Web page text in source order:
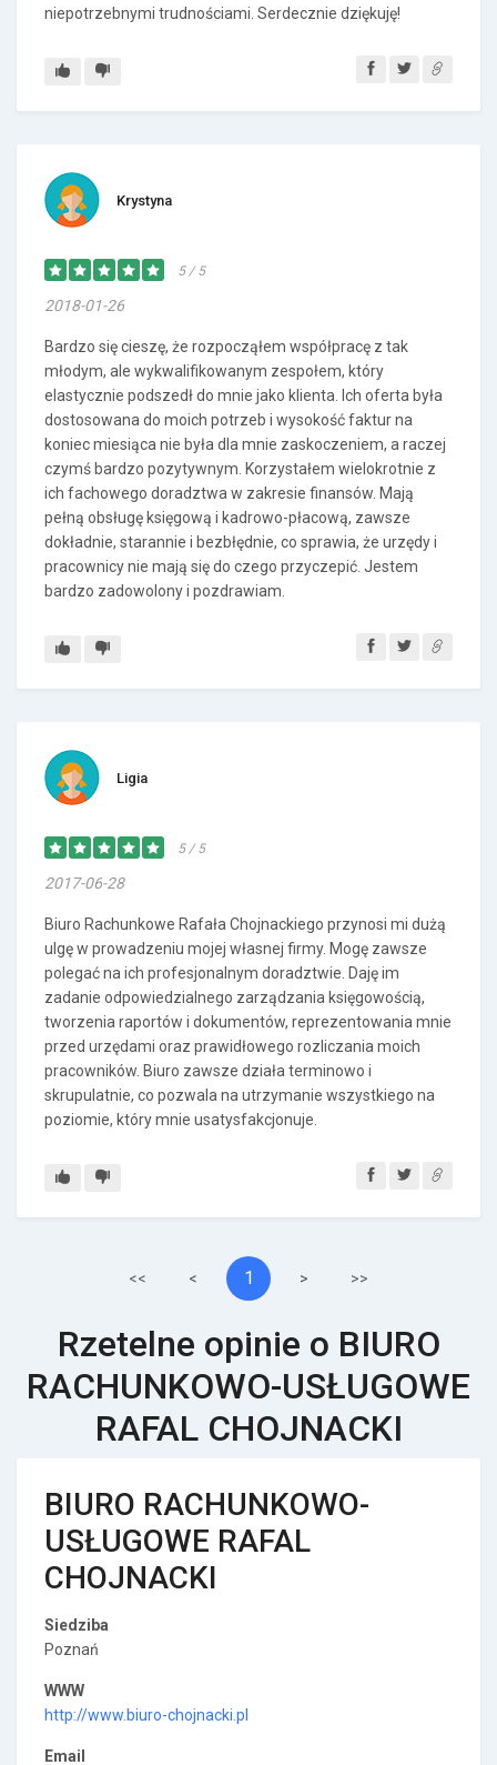
niepotrzebnymi trudnościami. Serdecznie dziękuję!
Krystyna
5 / 5
2018-01-26
Bardzo się cieszę, że rozpocząłem współpracę z tak
młodym, ale wykwalifikowanym zespołem, który
elastycznie podszedł do mnie jako klienta. Ich oferta była
dostosowana do moich potrzeb i wysokość faktur na
koniec miesiąca nie była dla mnie zaskoczeniem, a raczej
czymś bardzo pozytywnym. Korzystałem wielokrotnie z
ich fachowego doradztwa w zakresie finansów. Mają
pełną obsługę księgową i kadrowo-płacową, zawsze
dokładnie, starannie i bezbłędnie, co sprawia, że urzędy i
pracownicy nie mają się do czego przyczepić. Jestem
bardzo zadowolony i pozdrawiam.
Ligia
5 / 5
2017-06-28
Biuro Rachunkowe Rafała Chojnackiego przynosi mi dużą
ulgę w prowadzeniu mojej własnej firmy. Mogę zawsze
polegać na ich profesjonalnym doradztwie. Daję im
zadanie odpowiedzialnego zarządzania księgowością,
tworzenia raportów i dokumentów, reprezentowania mnie
przed urzędami oraz prawidłowego rozliczania moich
pracowników. Biuro zawsze działa terminowo i
skrupulatnie, co pozwala na utrzymanie wszystkiego na
poziomie, który mnie usatysfakcjonuje.
<< < 1 > >>
Rzetelne opinie o BIURO
RACHUNKOWO-USŁUGOWE
RAFAL CHOJNACKI
BIURO RACHUNKOWO-
USŁUGOWE RAFAL
CHOJNACKI
Siedziba
Poznań
WWW
http://www.biuro-chojnacki.pl
Email